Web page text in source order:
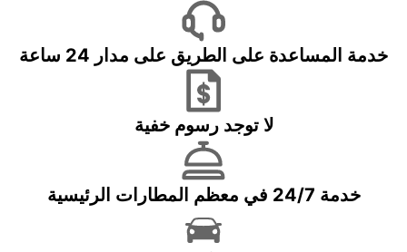
خدمة المساعدة على الطريق على مدار 24 ساعة
لا توجد رسوم خفية
خدمة 24/7 في معظم المطارات الرئيسية